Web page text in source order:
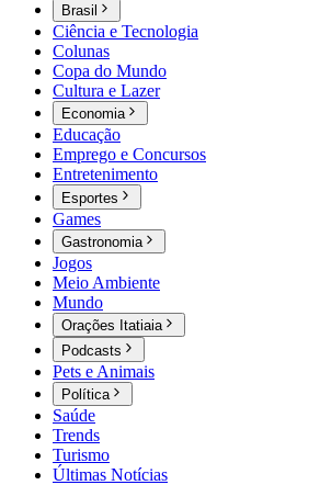
Brasil
Ciência e Tecnologia
Colunas
Copa do Mundo
Cultura e Lazer
Economia
Educação
Emprego e Concursos
Entretenimento
Esportes
Games
Gastronomia
Jogos
Meio Ambiente
Mundo
Orações Itatiaia
Podcasts
Pets e Animais
Política
Saúde
Trends
Turismo
Últimas Notícias